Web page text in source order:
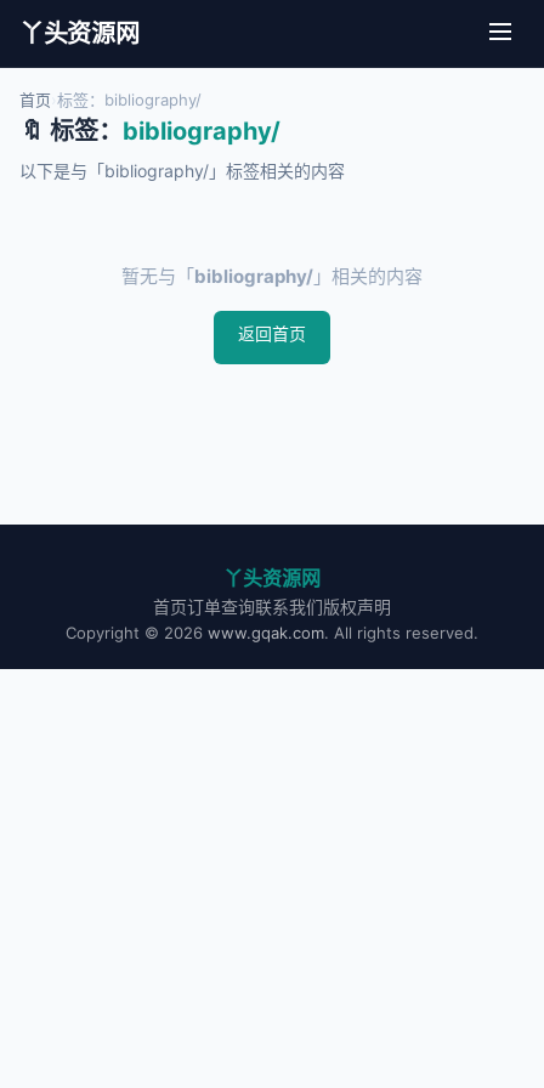
丫头资源网
首页 标签：bibliography/
🔖 标签： bibliography/
以下是与「bibliography/」标签相关的内容
暂无与「bibliography/ 」相关的内容
返回首页
丫头资源网
首页订单查询联系我们版权声明
Copyright © 2026 www.gqak.com. All rights reserved.